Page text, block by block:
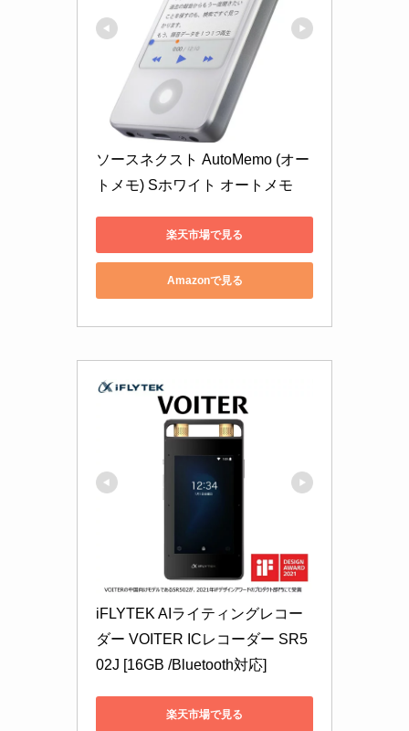
ソースネクスト AutoMemo (オー
トメモ) Sホワイト オートメモ
楽天市場で見る
Amazonで見る
iFLYTEK AIライティングレコー
ダー VOITER ICレコーダー SR5
02J [16GB /Bluetooth対応]
楽天市場で見る